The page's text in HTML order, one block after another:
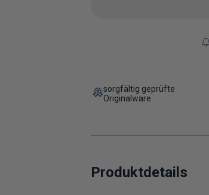
sorgfältig geprüfte
Originalware
Produktdetails